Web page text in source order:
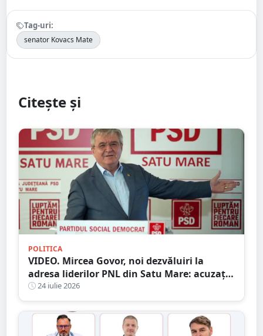
Tag-uri:
senator Kovacs Mate
Citește și
POLITICA
VIDEO. Mircea Govor, noi dezvăluiri la
adresa liderilor PNL din Satu Mare: acuzații
privind terenuri, programul „Masa
Sănătoasă” și utilizarea banilor publici
24 iulie 2026